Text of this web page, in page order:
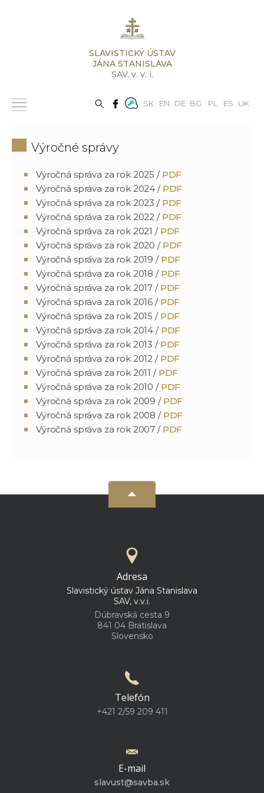
SLAVISTICKÝ ÚSTAV
JÁNA STANISLAVA
SAV, v. v. i.
UK
ES
PL
BG
DE
EN
SK
Výročné správy
Výročná správa za rok 2025 / PDF
Výročná správa za rok 2024 / PDF
Výročná správa za rok 2023 / PDF
Výročná správa za rok 2022 / PDF
Výročná správa za rok 2021 / PDF
Výročná správa za rok 2020 / PDF
Výročná správa za rok 2019 / PDF
Výročná správa za rok 2018 / PDF
Výročná správa za rok 2017 / PDF
Výročná správa za rok 2016 / PDF
Výročná správa za rok 2015 / PDF
Výročná správa za rok 2014 / PDF
Výročná správa za rok 2013 / PDF
Výročná správa za rok 2012 / PDF
Výročná správa za rok 2011 / PDF
Výročná správa za rok 2010 / PDF
Výročná správa za rok 2009 / PDF
Výročná správa za rok 2008 / PDF
Výročná správa za rok 2007 / PDF
Adresa
Slavistický ústav Jána Stanislava
SAV, v.v.i.
Dúbravská cesta 9
841 04 Bratislava
Slovensko
Telefón
+421 2/59 209 411
E-mail
slavust@savba.sk